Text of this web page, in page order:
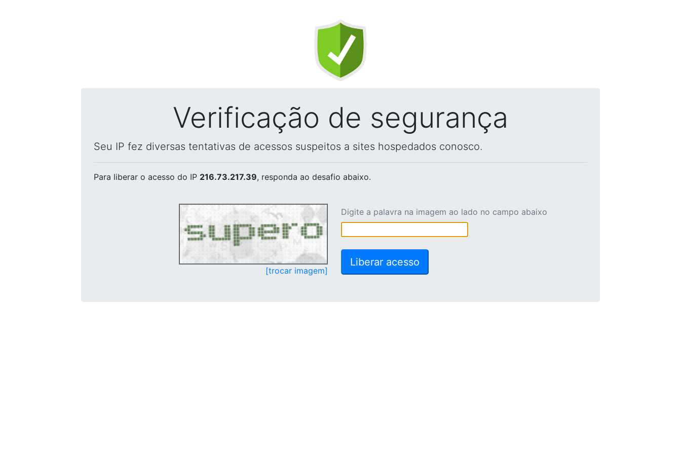
Verificação de segurança
Seu IP fez diversas tentativas de acessos suspeitos a sites hospedados conosco.
Para liberar o acesso do IP 216.73.217.39, responda ao desafio abaixo.
[trocar imagem]
Digite a palavra na imagem ao lado no campo abaixo